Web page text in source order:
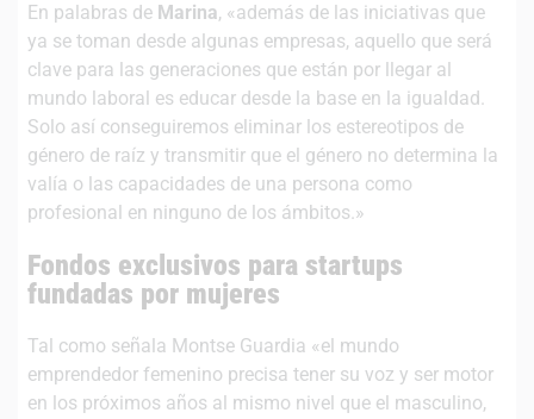
En palabras de Marina, «además de las iniciativas que
ya se toman desde algunas empresas, aquello que será
clave para las generaciones que están por llegar al
mundo laboral es educar desde la base en la igualdad.
Solo así conseguiremos eliminar los estereotipos de
género de raíz y transmitir que el género no determina la
valía o las capacidades de una persona como
profesional en ninguno de los ámbitos.»
Fondos exclusivos para startups
fundadas por mujeres
Tal como señala Montse Guardia «el mundo
emprendedor femenino precisa tener su voz y ser motor
en los próximos años al mismo nivel que el masculino,